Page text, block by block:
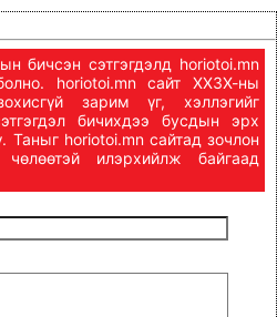
бичсэн сэтгэгдэлд horiotoi.mn
horiotoi.mn сайт ХХЗХ-ны
зарим үг, хэллэгийг
бичихдээ бусдын эрх
Таныг horiotoi.mn сайтад зочлон
илэрхийлж байгаад